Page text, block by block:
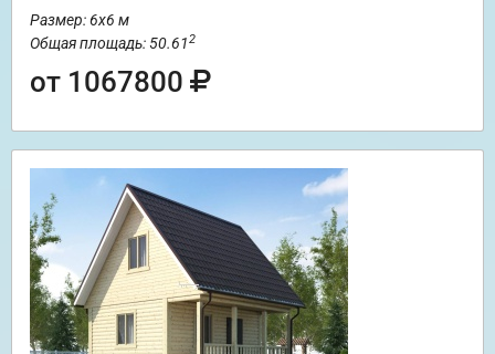
Размер: 6х6 м
Общая площадь: 50.612
от 1067800